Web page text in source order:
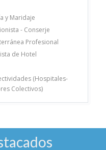
y Maridaje
- Conserje
Profesional
de Hotel
(Hospitales-
Colectivos)